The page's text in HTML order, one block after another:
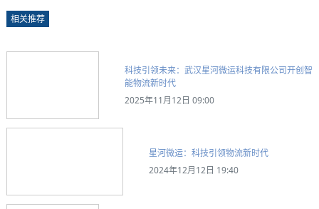
相关推荐
科技引领未来：武汉星河微运科技有限公司开创智
能物流新时代
2025年11月12日 09:00
星河微运：科技引领物流新时代
2024年12月12日 19:40